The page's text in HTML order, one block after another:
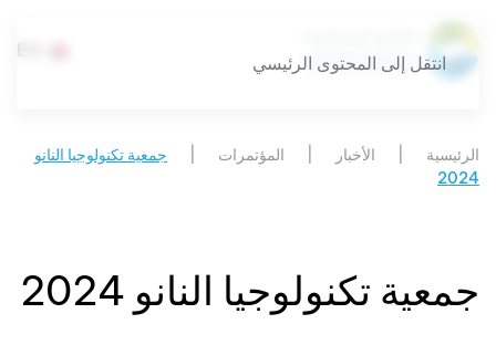
انتقل إلى المحتوى الرئيسي
الرئيسية الأخبار المؤتمرات
جمعية تكنولوجيا النانو
2024
جمعية تكنولوجيا النانو 2024